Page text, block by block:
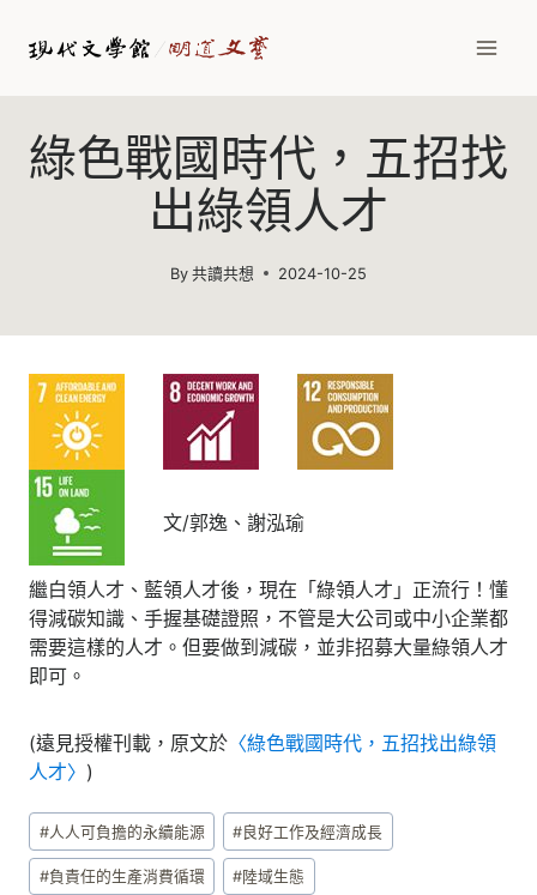
綠色戰國時代，五招找
出綠領人才
By 共讀共想 2024-10-25
文/郭逸、謝泓瑜
繼白領人才、藍領人才後，現在「綠領人才」正流行！懂
得減碳知識、手握基礎證照，不管是大公司或中小企業都
需要這樣的人才。但要做到減碳，並非招募大量綠領人才
即可。
(遠見授權刊載，原文於 〈綠色戰國時代，五招找出綠領
人才〉 )
Post
Tags:
#人人可負擔的永續能源 #良好工作及經濟成長
#負責任的生產消費循環 #陸域生態